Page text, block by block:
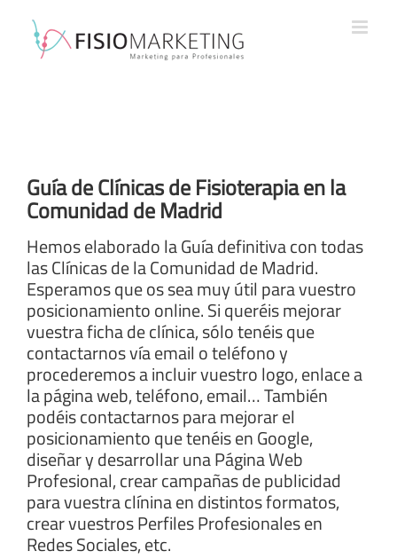
contenido
Guía de Clínicas de Fisioterapia en la
Comunidad de Madrid
Hemos elaborado la Guía definitiva con todas
las Clínicas de la Comunidad de Madrid.
Esperamos que os sea muy útil para vuestro
posicionamiento online. Si queréis mejorar
vuestra ficha de clínica, sólo tenéis que
contactarnos vía email o teléfono y
procederemos a incluir vuestro logo, enlace a
la página web, teléfono, email… También
podéis contactarnos para mejorar el
posicionamiento que tenéis en Google,
diseñar y desarrollar una Página Web
Profesional, crear campañas de publicidad
para vuestra clínina en distintos formatos,
crear vuestros Perfiles Profesionales en
Redes Sociales, etc.